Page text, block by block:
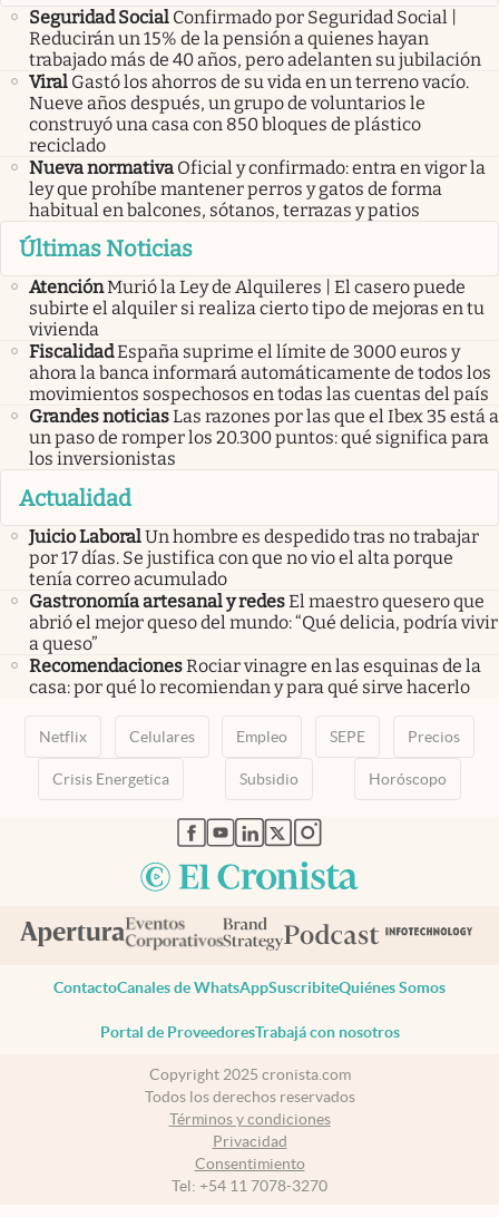
Seguridad Social Confirmado por Seguridad Social |
Reducirán un 15% de la pensión a quienes hayan
trabajado más de 40 años, pero adelanten su jubilación
Viral Gastó los ahorros de su vida en un terreno vacío.
Nueve años después, un grupo de voluntarios le
construyó una casa con 850 bloques de plástico
reciclado
Nueva normativa Oficial y confirmado: entra en vigor la
ley que prohíbe mantener perros y gatos de forma
habitual en balcones, sótanos, terrazas y patios
Últimas Noticias
AtenciónMurió la Ley de Alquileres | El casero puede
subirte el alquiler si realiza cierto tipo de mejoras en tu
vivienda
FiscalidadEspaña suprime el límite de 3000 euros y
ahora la banca informará automáticamente de todos los
movimientos sospechosos en todas las cuentas del país
Grandes noticiasLas razones por las que el Ibex 35 está a
un paso de romper los 20.300 puntos: qué significa para
los inversionistas
Actualidad
Juicio LaboralUn hombre es despedido tras no trabajar
por 17 días. Se justifica con que no vio el alta porque
tenía correo acumulado
Gastronomía artesanal y redesEl maestro quesero que
abrió el mejor queso del mundo: “Qué delicia, podría vivir
a queso”
RecomendacionesRociar vinagre en las esquinas de la
casa: por qué lo recomiendan y para qué sirve hacerlo
Netflix Celulares Empleo SEPE Precios
Crisis Energetica Subsidio Horóscopo
abre en nueva pestaña
abre en nueva pestaña
abre en nueva pestaña
abre en nueva pestaña
abre en nueva pestaña
ContactoCanales de WhatsAppSuscribiteQuiénes Somos
Portal de ProveedoresTrabajá con nosotros
Copyright 2025 cronista.com
Todos los derechos reservados
Términos y condiciones
Privacidad
Consentimiento
Tel: +54 11 7078-3270